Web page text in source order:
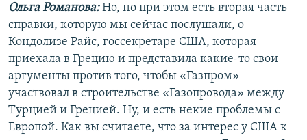
Ольга Романова: Но, но при этом есть вторая часть
справки, которую мы сейчас послушали, о
Кондолизе Райс, госсекретаре США, которая
приехала в Грецию и представила какие-то свои
аргументы против того, чтобы «Газпром»
участвовал в строительстве «Газопровода» между
Турцией и Грецией. Ну, и есть некие проблемы с
Европой. Как вы считаете, что за интерес у США к